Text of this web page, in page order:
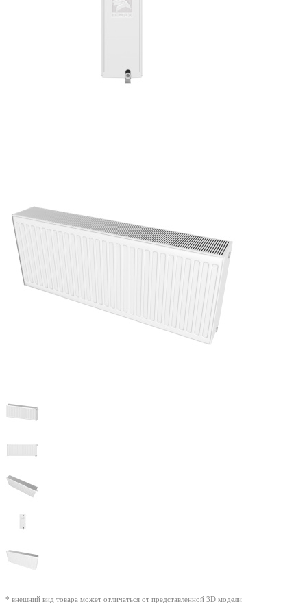
* внешний вид товара может отличаться от представленной 3D модели